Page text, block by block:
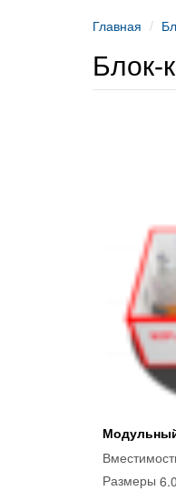
Главная
Блок-
Размеры